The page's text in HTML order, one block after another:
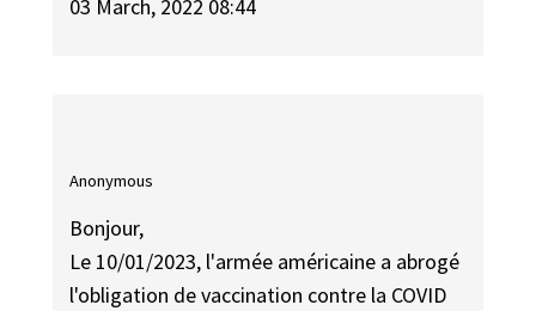
03 March, 2022 08:44
Anonymous
Bonjour,
Le 10/01/2023, l'armée américaine a abrogé
l'obligation de vaccination contre la COVID